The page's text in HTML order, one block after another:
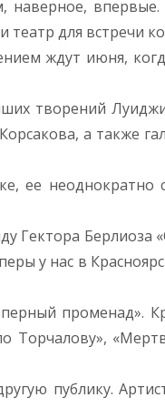
наверное,
для встречи
ждут июня,
творений
а также
ее неоднократно
Гектора Берлиоза
у нас в
променад».
Торчалову»,
публику.